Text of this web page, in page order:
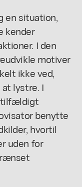
en situation,
kender
I den
motiver
ikke ved,
lystre. I
tilfældigt
benytte
hvortil
uden for